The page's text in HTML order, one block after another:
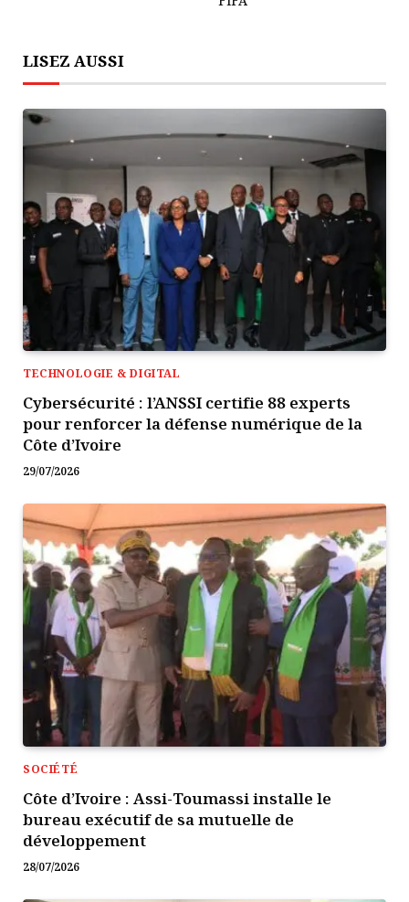
LISEZ AUSSI
TECHNOLOGIE & DIGITAL
Cybersécurité : l’ANSSI certifie 88 experts
pour renforcer la défense numérique de la
Côte d’Ivoire
29/07/2026
SOCIÉTÉ
Côte d’Ivoire : Assi-Toumassi installe le
bureau exécutif de sa mutuelle de
développement
28/07/2026